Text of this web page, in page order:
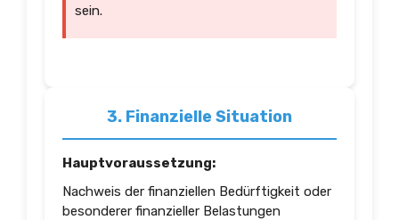
sein.
3. Finanzielle Situation
Hauptvoraussetzung:
Nachweis der finanziellen Bedürftigkeit oder
besonderer finanzieller Belastungen